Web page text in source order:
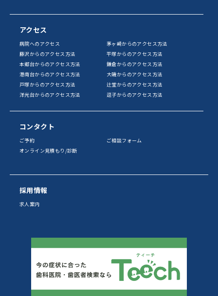
アクセス
病院へのアクセス
茅ヶ崎からのアクセス方法
藤沢からのアクセス方法
平塚からのアクセス方法
本郷台からのアクセス方法
鎌倉からのアクセス方法
港南台からのアクセス方法
大磯からのアクセス方法
戸塚からのアクセス方法
辻堂からのアクセス方法
洋光台からのアクセス方法
逗子からのアクセス方法
コンタクト
ご予約
ご相談フォーム
オンライン見積もり/診断
採用情報
求人案内